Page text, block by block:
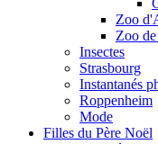
Zoo
Zoo
Insectes
Strasbourg
Instantanés
Roppenheim
Mode
Filles du Père Noël